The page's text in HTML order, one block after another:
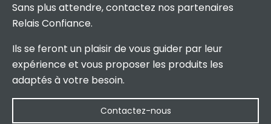
Sans plus attendre, contactez nos partenaires
Relais Confiance.
Ils se feront un plaisir de vous guider par leur
expérience et vous proposer les produits les
adaptés à votre besoin.
Contactez-nous